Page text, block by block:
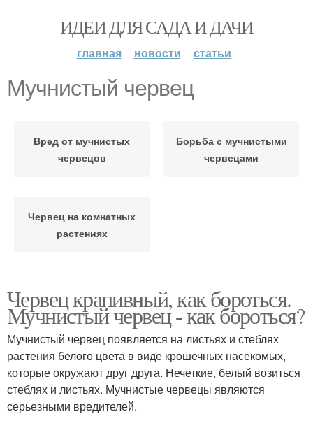
ИДЕИ ДЛЯ САДА И ДАЧИ
главная новости статьи
Мучнистый червец
Вред от мучнистых
червецов
Борьба с мучнистыми
червецами
Червец на комнатных
растениях
Червец крапивный, как бороться.
Мучнистый червец - как бороться?
Мучнистый червец появляется на листьях и стеблях
растения белого цвета в виде крошечных насекомых,
которые окружают друг друга. Нечеткие, белый возиться
стеблях и листьях. Мучнистые червецы являются
серьезными вредителей.